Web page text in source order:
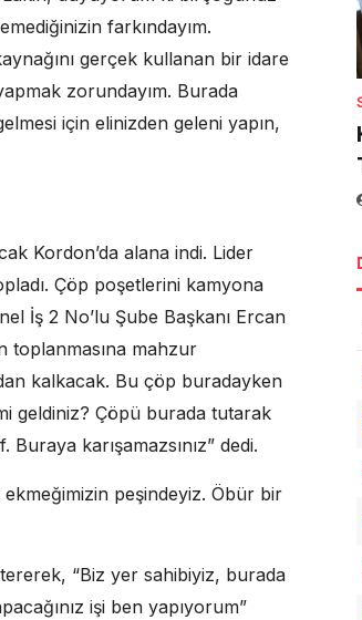
farkındayım.
gerçek kullanan bir idare
zorundayım. Burada
için elinizden geleni yapın,
Kordon’da alana indi. Lider
Çöp poşetlerini kamyona
İş 2 No’lu Şube Başkanı Ercan
toplanmasına mahzur
kalkacak. Bu çöp buradayken
geldiniz? Çöpü burada tutarak
karışamazsınız” dedi.
ekmeğimizin peşindeyiz. Öbür bir
“Biz yer sahibiyiz, burada
işi ben yapıyorum”